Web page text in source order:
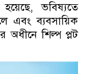
ভবিষ্যতে
এবং ব্যবসায়িক
অধীনে শিল্প প্লট